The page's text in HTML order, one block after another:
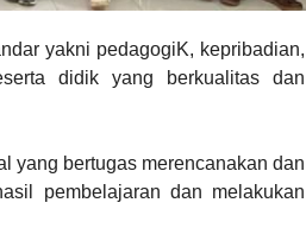
yakni pedagogiK, kepribadian,
didik yang berkualitas dan
yang bertugas merencanakan dan
pembelajaran dan melakukan